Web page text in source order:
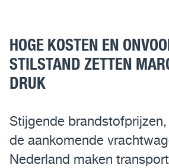
Mobile24
MAN Werkplaatsen
HOGE KOSTEN EN
STILSTAND ZETTEN
DRUK
Stijgende
de aankomende
Nederland maken